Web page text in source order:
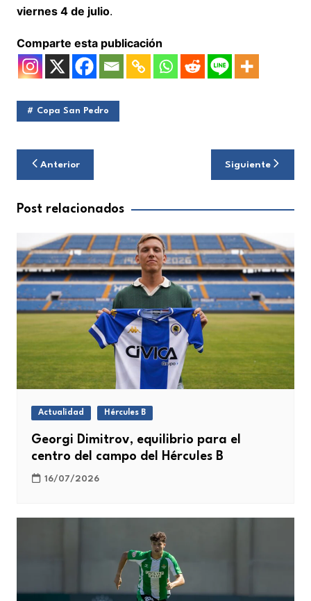
viernes 4 de julio.
Comparte esta publicación
Copa San Pedro
Navegación
de
entradas
Anterior Siguiente
Post relacionados
Actualidad Hércules B
Georgi Dimitrov, equilibrio para el
centro del campo del Hércules B
16/07/2026